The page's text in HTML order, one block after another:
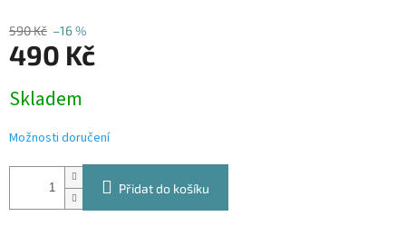
590 Kč –16 %
490 Kč
cena:
Skladem
Možnosti doručení
Přidat do košíku